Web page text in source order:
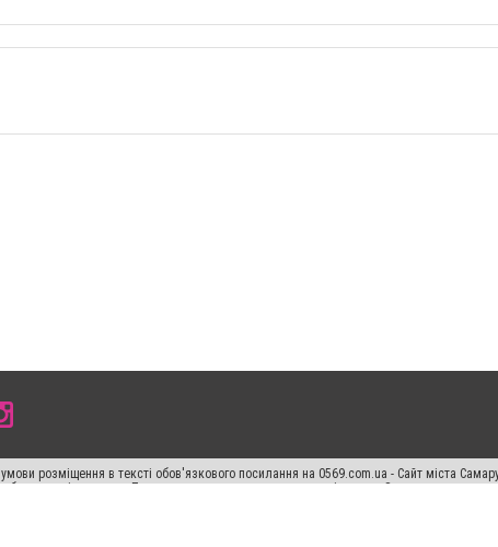
розміщення в тексті обов'язкового посилання на 0569.com.ua - Сайт міста
або в якості джерела. Порушення виняткових прав переслідується Законом.